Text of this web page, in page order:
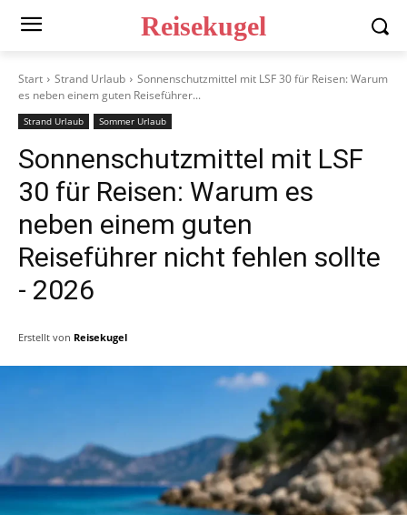
Reisekugel
Start Strand Urlaub
Sonnenschutzmittel mit LSF 30 für Reisen: Warum
es neben einem guten Reiseführer...
Strand Urlaub Sommer Urlaub
Sonnenschutzmittel mit LSF
30 für Reisen: Warum es
neben einem guten
Reiseführer nicht fehlen sollte
- 2026
Erstellt von Reisekugel